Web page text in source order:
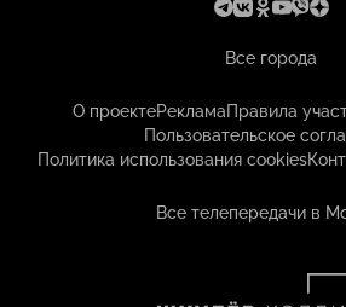
Все города
О проектеРекламаПравила
Пользовательское
Политика использования cookies
Все телепередачи в